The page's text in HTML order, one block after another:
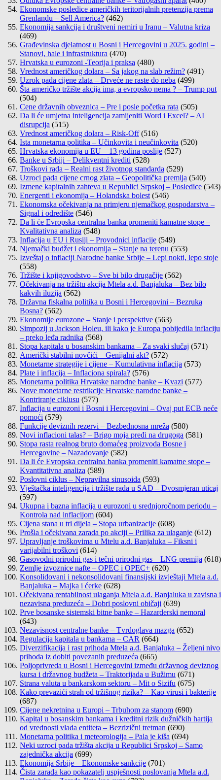
Ekonomske posledice američkih teritorijalnih pretenzija prema
Grenlandu – Sell America? (462)
Ekonomija sankcija i društveni nemiri u Iranu – Valutna kriza
(469)
Građevinska djelatnost u Bosni i Hercegovini u 2025. godini –
Stanovi, hale i infrastruktura (470)
Hrvatska u eurozoni -Teorija i praksa (480)
Vrednost američkog dolara – Sa jakog na slab režim? (491)
Uzrok pada cijene zlata – Drveće ne raste do neba (499)
Šta američko tržište akcija ima, a evropsko nema ? – Trump put
(504)
Cene državnih obveznica – Pre i posle početka rata (505)
Da li će umjetna inteligencija zamijeniti Word i Excel? – AI
disrupcija (515)
Vrednost američkog dolara – Risk-Off (516)
Ista monetarna politika – Učinkovita i neučinkovita (520)
Hrvatska ekonomija u EU – 13 godina poslije (527)
Banke u Srbiji – Delikventni krediti (528)
Troškovi rada – Realni rast životnog standarda (529)
Uzroci pada cijene crnog zlata – Geopolitička premija (540)
Izmene kapitalnih zahteva u Republici Srpskoj – Posledice (543)
Energenti i ekonomija – Holandska bolest (546)
Ekonomska očekivanja na primjeru njemačkog gospodarstva –
Signal i odredište (546)
Da li će Evropska centralna banka promeniti kamatne stope –
Kvalitativna analiza (548)
Inflacija u EU i Rusiji – Provodnici inflacije (549)
Njemački budžet i ekonomija – Stanje na terenu (553)
Izveštaj o inflaciji Narodne banke Srbije – Lepi nokti, lepo stoje
(558)
Tržište i knjigovodstvo – Sve bi bilo drugačije (562)
Očekivanja na tržištu akcija Mtela a.d. Banjaluka – Bez bilo
kakvih iluzija (562)
Državna fiskalna politika u Bosni i Hercegovini – Bezruka
Bosna? (562)
Ekonomije eurozone – Stanje i perspektive (563)
Simpozij u Jackson Holeu, ili kako je Europa pobijedila inflaciju
– preko leđa radnika (568)
Stopa kapitala u bosanskim bankama – Za svaki slučaj (571)
Američki stabilni novčići – Genijalni akt? (572)
Monetarne strategije i cijene – Kumulativna inflacija (573)
Plate i inflacija – Inflaciona spirala? (576)
Monetarna politika Hrvatske narodne banke – Kvazi (577)
Nove monetarne restrikcije Hrvatske narodne banke –
Kontriranje ciklusu (577)
Inflacija u eurozoni i Bosni i Hercegovini – Ovaj put ECB neće
pomoći (579)
Funkcije deviznih rezervi – Bezbednosna mreža (580)
Novi inflacioni talas? – Brigo moja pređi na drugoga (581)
Stopa rasta realnog bruto domaćeg proizvoda Bosne i
Hercegovine – Nazadovanje (582)
Da li će Evropska centralna banka promeniti kamatne stope –
Kvantitativna analiza (589)
Poslovni ciklus – Nepravilna sinusoida (593)
Vještačka inteligencija i tržište rada u SAD – Dvosmjeran uticaj
(597)
Ukupna i bazna inflacija u eurozoni u srednjoročnom periodu –
Kontrola nad inflacijom (604)
Cijena stana u tri dijela – Stopa urbanizacije (608)
Prošla i očekivana zarada po akciji – Prilika za ulaganje (612)
Upravljanje troškovima u Mtelu a.d. Banjaluka – Fiksni i
varijabilni troškovi (614)
Gasovodni prirodni gas i tečni prirodni gas – LNG premija (618)
Zemlje izvoznice nafte – OPEC i OPEC+ (620)
Konsolidovani i nekonsolidovani finansijski izvještaji Mtela a.d.
Banjaluka – Majka i ćerke (628)
Očekivana rentabilnost ulaganja Mtela a.d. Banjaluka u zavisna i
nezavisna preduzeća – Dobri poslovni običaji (639)
Prve bosanske sistemski bitne banke – Hazarderski nemoral
(643)
Nezavisnost centralne banke – Tvrdoglava mazga (652)
Regulacija kapitala u bankama – CAR (664)
Diverzifikacija i rast prihoda Mtela a.d. Banjaluka – Željeni nivo
prihoda iz dobiti povezanih preduzeća (665)
Poljoprivreda u Bosni i Hercegovini između državnog deviznog
kursa i državnog budžeta – Traktorijada u Bužimu (671)
Strana valuta u bankarskom sektoru – Mit o Sizifu (675)
Kako prevazići strah od tržišnog rizika? – Kao virusi i bakterije
(687)
Cijene nekretnina u Europi – Trbuhom za stanom (690)
Kapital u bosanskim bankama i kreditni rizik dužničkih hartija
od vrednosti vlada entiteta – Bezrizični tretman (690)
Monetarna politika i meteorologija – Pala je kiša (694)
Neki uzroci pada tržišta akcija u Republici Srpskoj – Samo
zajednička akcija (699)
Ekonomija Srbije – Ekonomske sankcije (701)
Čista zarada kao pokazatelj uspješnosti poslovanja Mtela a.d.